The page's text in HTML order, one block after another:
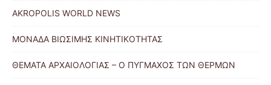
AKROPOLIS WORLD NEWS
ΜΟΝΑΔΑ ΒΙΩΣΙΜΗΣ ΚΙΝΗΤΙΚΟΤΗΤΑΣ
ΘΕΜΑΤΑ ΑΡΧΑΙΟΛΟΓΙΑΣ – Ο ΠΥΓΜΑΧΟΣ ΤΩΝ ΘΕΡΜΩΝ